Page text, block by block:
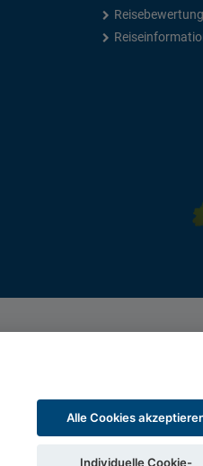
Reisebewertung
Alle Cookies
Individuelle Cookie-